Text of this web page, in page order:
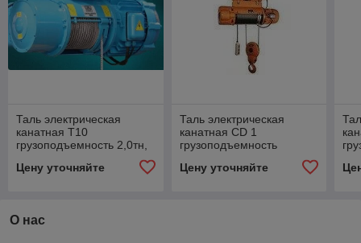
Таль электрическая
канатная Т10
грузоподъемность 2,0тн,
Цену уточняйте
Таль электрическая
канатная CD 1
грузоподъемность
5,0тн+ОГП, высота-24м
Цену уточняйте
О нас